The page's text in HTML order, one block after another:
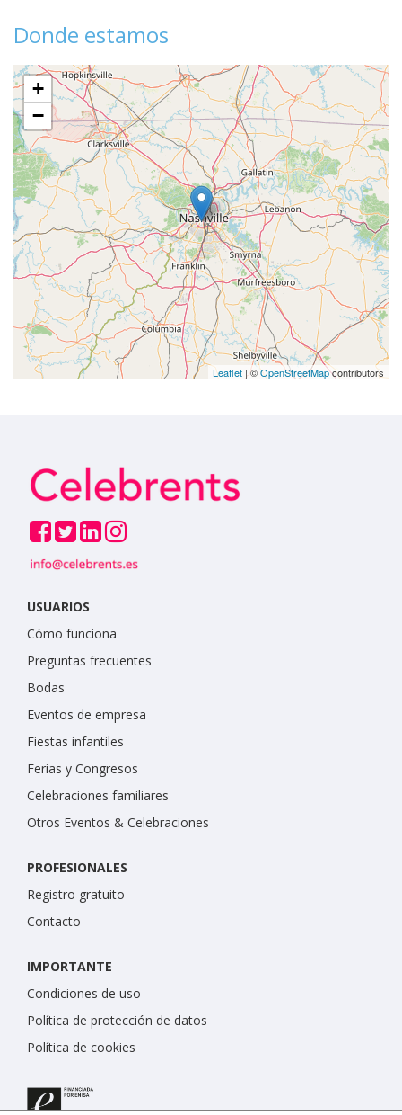
Donde estamos
+
−
Leaflet | ©OpenStreetMapcontributors
USUARIOS
Cómo funciona
Preguntas frecuentes
Bodas
Eventos de empresa
Fiestas infantiles
Ferias y Congresos
Celebraciones familiares
Otros Eventos & Celebraciones
PROFESIONALES
Registro gratuito
Contacto
IMPORTANTE
Condiciones de uso
Política de protección de datos
Política de cookies